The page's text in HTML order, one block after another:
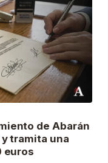
de Abarán
tramita una
euros